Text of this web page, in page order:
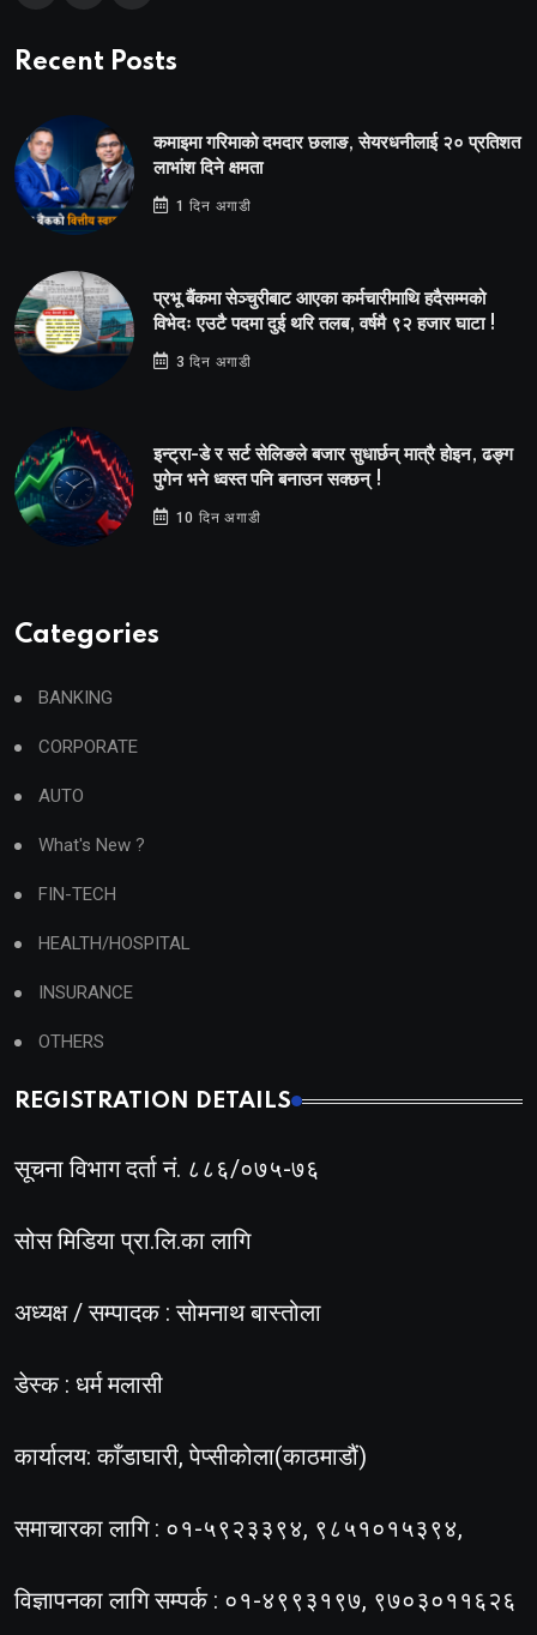
Recent Posts
कमाइमा गरिमाको दमदार छलाङ, सेयरधनीलाई २० प्रतिशत
लाभांश दिने क्षमता
1 दिन अगाडी
प्रभू बैंकमा सेञ्चुरीबाट आएका कर्मचारीमाथि हदैसम्मको
विभेदः एउटै पदमा दुई थरि तलब, वर्षमै ९२ हजार घाटा !
3 दिन अगाडी
इन्ट्रा-डे र सर्ट सेलिङले बजार सुधार्छन् मात्रै होइन, ढङ्ग
पुगेन भने ध्वस्त पनि बनाउन सक्छन् !
10 दिन अगाडी
Categories
BANKING
CORPORATE
AUTO
What's New ?
FIN-TECH
HEALTH/HOSPITAL
INSURANCE
OTHERS
REGISTRATION DETAILS
सूचना विभाग दर्ता नं. ८८६/०७५-७६
सोस मिडिया प्रा.लि.का लागि
अध्यक्ष / सम्पादक : सोमनाथ बास्तोला
डेस्क : धर्म मलासी
कार्यालय: काँडाघारी, पेप्सीकोला(काठमाडौं)
समाचारका लागि : ०१-५९२३३९४, ९८५१०१५३९४,
विज्ञापनका लागि सम्पर्क : ०१-४९९३१९७, ९७०३०११६२६